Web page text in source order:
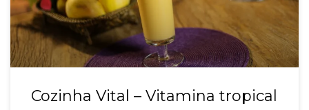
Cozinha Vital – Vitamina tropical